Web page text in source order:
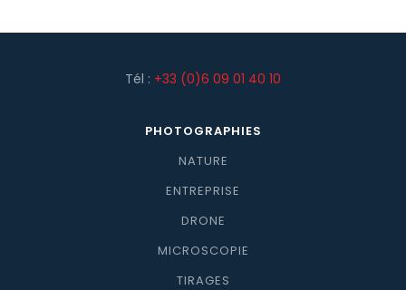
à
Tél : +33 (0)6 09 01 40 10
PHOTOGRAPHIES
NATURE
ENTREPRISE
DRONE
MICROSCOPIE
TIRAGES